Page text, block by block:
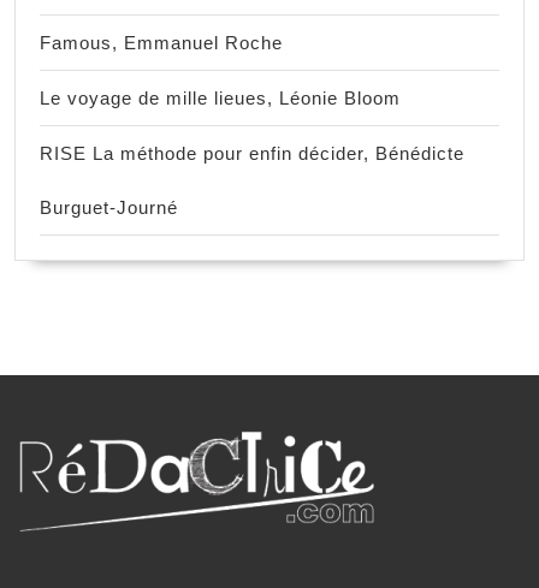
Famous, Emmanuel Roche
Le voyage de mille lieues, Léonie Bloom
RISE La méthode pour enfin décider, Bénédicte
Burguet-Journé